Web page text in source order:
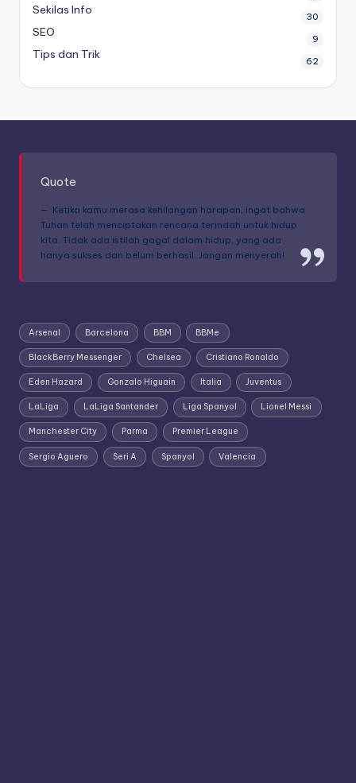
Sekilas Info 30
SEO 9
Tips dan Trik 62
Quote
Ketika kamu merasa kehilangan harapan, ingat bahwa
Tuhan telah menciptakan rencana terindah untuk hidup
kita. Tidak ada istilah gagal dalam hidup, yang ada
hanya sukses dan belum berhasil. Jangan menyerah!
Arsenal Barcelona BBM BBMe
BlackBerry Messenger Chelsea Cristiano Ronaldo
Eden Hazard Gonzalo Higuain Italia Juventus
LaLiga LaLiga Santander Liga Spanyol Lionel Messi
Manchester City Parma Premier League
Sergio Aguero Seri A Spanyol Valencia